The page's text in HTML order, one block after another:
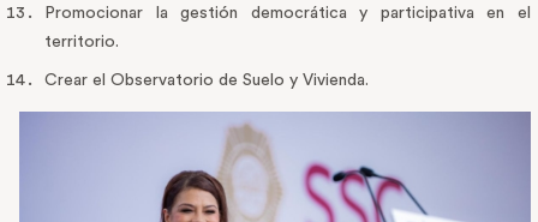
Promocionar la gestión democrática y participativa en el
territorio.
Crear el Observatorio de Suelo y Vivienda.